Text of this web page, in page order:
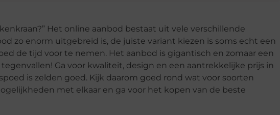
Het online aanbod bestaat uit vele verschillende
zo enorm uitgebreid is, de juiste variant kiezen is soms echt een
de tijd voor te nemen. Het aanbod is gigantisch en zomaar een
Ga voor kwaliteit, design en een aantrekkelijke prijs in
is zelden goed. Kijk daarom goed rond wat voor soorten
met elkaar en ga voor het kopen van de beste